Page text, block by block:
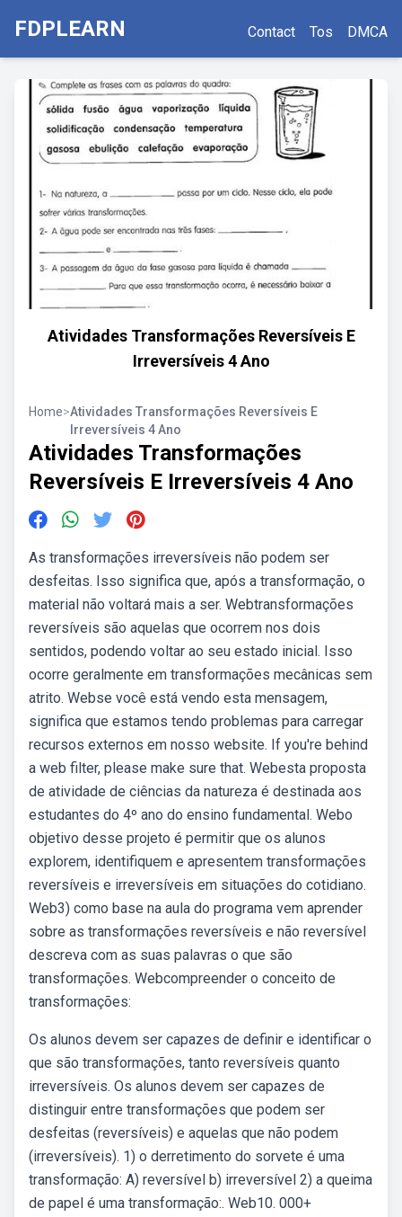
FDPLEARN Contact Tos DMCA
Atividades Transformações Reversíveis E
Irreversíveis 4 Ano
Home>Atividades Transformações Reversíveis E
Irreversíveis 4 Ano
Atividades Transformações
Reversíveis E Irreversíveis 4 Ano
As transformações irreversíveis não podem ser
desfeitas. Isso significa que, após a transformação, o
material não voltará mais a ser. Webtransformações
reversíveis são aquelas que ocorrem nos dois
sentidos, podendo voltar ao seu estado inicial. Isso
ocorre geralmente em transformações mecânicas sem
atrito. Webse você está vendo esta mensagem,
significa que estamos tendo problemas para carregar
recursos externos em nosso website. If you're behind
a web filter, please make sure that. Webesta proposta
de atividade de ciências da natureza é destinada aos
estudantes do 4º ano do ensino fundamental. Webo
objetivo desse projeto é permitir que os alunos
explorem, identifiquem e apresentem transformações
reversíveis e irreversíveis em situações do cotidiano.
Web3) como base na aula do programa vem aprender
sobre as transformações reversíveis e não reversível
descreva com as suas palavras o que são
transformações. Webcompreender o conceito de
transformações:
Os alunos devem ser capazes de definir e identificar o
que são transformações, tanto reversíveis quanto
irreversíveis. Os alunos devem ser capazes de
distinguir entre transformações que podem ser
desfeitas (reversíveis) e aquelas que não podem
(irreversíveis). 1) o derretimento do sorvete é uma
transformação: A) reversível b) irreversível 2) a queima
de papel é uma transformação:. Web10. 000+